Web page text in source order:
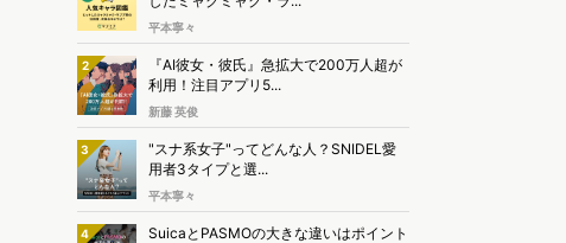
平本寧々
2
『AI彼女・彼氏』急拡大で200万人超が
利用！注目アプリ5...
新藤 英俊
3
"スナ系女子"ってどんな人？SNIDEL愛
用者3タイプと選...
平本寧々
4
SuicaとPASMOの大きな違いはポイント